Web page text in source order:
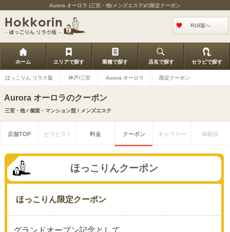
Aurora オーロラ (三宮・他/メンズエステ)の限定クーポン
R18版へ
ホーム エリアで探す 業種で探す 店名で探す セラピで探す
ほっこりん リラク版 神戸/三宮 Aurora オーロラ 限定クーポン
Aurora オーロラのクーポン
三宮・他 / 個室・マンション型 / メンズエステ
店舗TOP セラピスト 料金 クーポン ギャラリー 体験談
ほっこりんクーポン
ほっこりん限定クーポン
グランドオープン記念として、